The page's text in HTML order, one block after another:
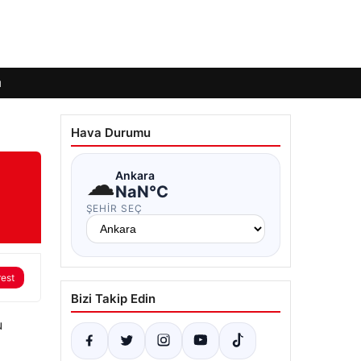
Hava Durumu
☁Ankara
NaN°C
ŞEHIR SEÇ
Bizi Takip Edin